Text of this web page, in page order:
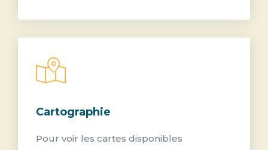
Cartographie
Pour voir les cartes disponibles